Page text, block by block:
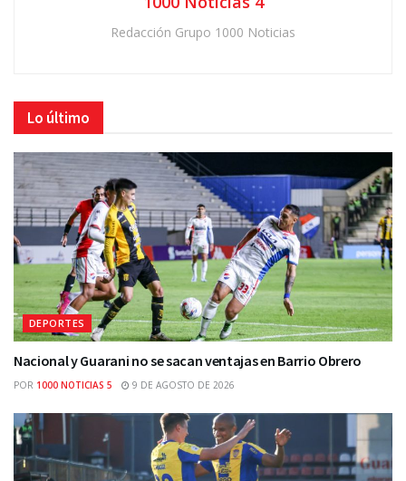
Redacción Grupo 1000 Noticias
Lo último
DEPORTES
Nacional y Guarani no se sacan ventajas en Barrio Obrero
POR 1000 NOTICIAS 5 9 DE AGOSTO DE 2026